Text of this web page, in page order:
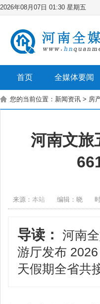
2026年08月07日 01:30 星期五
首页 全媒体要闻
您的当前位置： 新闻资讯 > 房
河南文旅
来源： 本站 编辑：晓
导读：
河南
游厅发布
天假期全省共